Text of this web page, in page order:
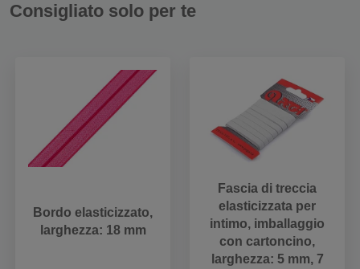
Consigliato solo per te
Bordo elasticizzato,
larghezza: 18 mm
Fascia di treccia
elasticizzata per
intimo, imballaggio
con cartoncino,
larghezza: 5 mm, 7